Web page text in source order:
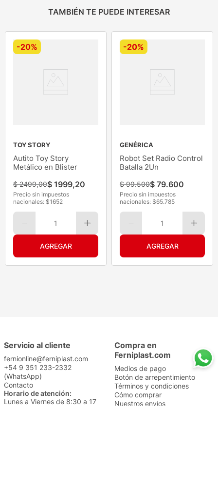
TAMBIÉN TE PUEDE INTERESAR
-20%
TOY STORY
Autito Toy Story
Metálico en Blister
$ 2499,00$ 1999,20
Precio sin impuestos
nacionales: $1652
1
-20%
GENÉRICA
Robot Set Radio Control
Batalla 2Un
$ 99.500$ 79.600
Precio sin impuestos
nacionales: $65.785
1
Servicio al cliente
fernionline@ferniplast.com
+54 9 351 233-2332
(WhatsApp)
Contacto
Horario de atención:
Lunes a Viernes de 8:30 a 17
Compra en
Ferniplast.com
Medios de pago
Botón de arrepentimiento
Términos y condiciones
Cómo comprar
Nuestros envíos